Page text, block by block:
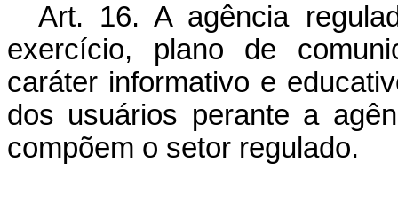
Art. 16. A agência
exercício, plano de
caráter informativo e
dos usuários perante a
compõem o setor regulado.